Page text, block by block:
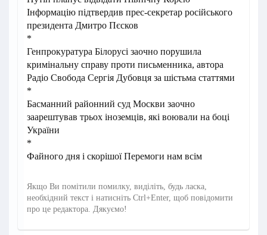
Інформацію підтвердив прес-секретар російського
президента Дмитро Пєсков
*
Генпрокуратура Білорусі заочно порушила
кримінальну справу проти письменника, автора
Радіо Свобода Сергія Дубовця за шістьма статтями
*
Басманний районний суд Москви заочно
заарештував трьох іноземців, які воювали на боці
України
*
Файного дня і скорішої Перемоги нам всім
Якщо Ви помітили помилку, виділіть, будь ласка,
необхідний текст і натисніть Ctrl+Enter, щоб повідомити
про це редактора. Дякуємо!